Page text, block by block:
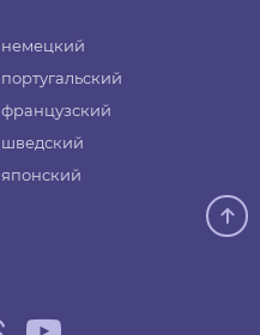
немецкий
португальский
французский
шведский
японский